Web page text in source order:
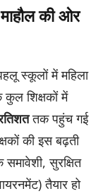
माहौल की ओर
स्कूलों में महिला
कुल शिक्षकों में
तक पहुंच गई
की इस बढ़ती
सुरक्षित
तैयार हो